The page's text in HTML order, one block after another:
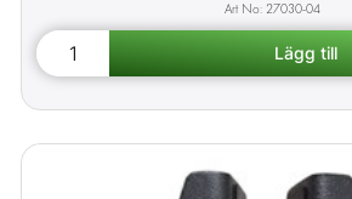
27030-04